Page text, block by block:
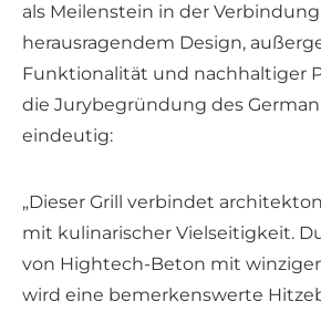
als Meilenstein in der
herausragendem Design,
Funktionalität und nachhaltiger
die Jurybegründung des
eindeutig:
„Dieser Grill verbindet
mit kulinarischer Vielseitigkeit.
von Hightech-Beton mit
wird eine bemerkenswerte